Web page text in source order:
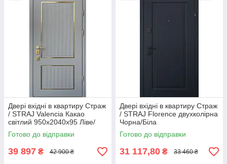
Двері вхідні в квартиру Страж
/ STRAJ Valencia Какао
світлий 950х2040х95 Ліве/
Праве
Готово до відправки
39 897 ₴ 42 900 ₴
Двері вхідні в квартиру Страж
/ STRAJ Florence двухколірна
Чорна/Біла
850,950х2040х105 Ліве/
Праве
Готово до відправки
31 117,80 ₴ 33 460 ₴